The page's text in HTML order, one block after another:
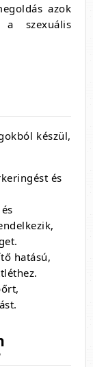
azok
a szexuális
készül,
és
hatású,